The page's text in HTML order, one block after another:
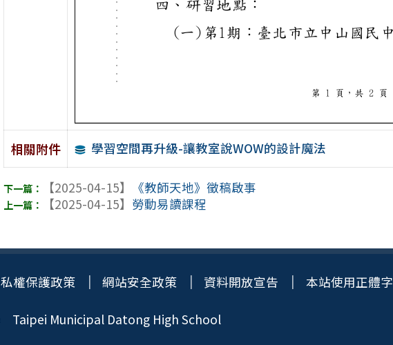
相關附件 學習空間再升級-讓教室說WOW的設計魔法
【2025-04-15】
《教師天地》徵稿啟事
【2025-04-15】 勞動易讀課程
權保護政策 網站安全政策 資料開放宣告 本站使用正體字
Taipei Municipal Datong High School